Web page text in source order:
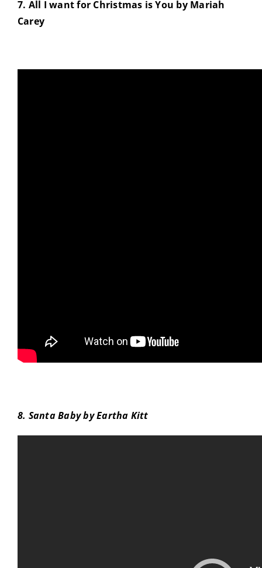
7. All I want for Christmas is You by Mariah
Carey
8. Santa Baby by Eartha Kitt